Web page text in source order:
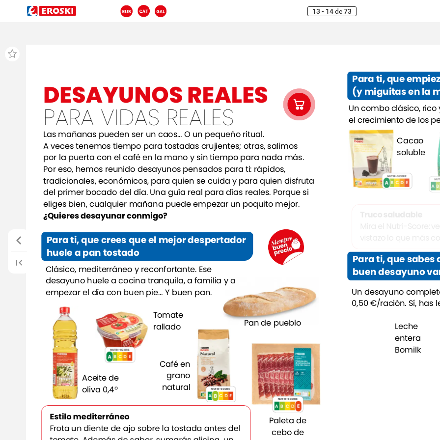
13 - 14 de 73
Las mañanas pueden ser un caos… O un pequeño ritual.
Avecestenemos tiempo para tostadas crujientes; otras, salimos
por la puerta con el caféen la mano y sintiempo para nada más.
Por eso, hemos reunido desayunos pensados para ti: rápidos,
tradicionales, económicos, para quien se cuida y para quien disfruta
del primer bocado del día. Una guía real para días reales. Porque si
eliges bien,cualquier mañana puedeempezar un poquito mejor.
¿Quieresdesayunarconmigo?
DESAYUNOSREALES
PARA VIDAS REALES
Clásico, mediterráneo y reconfortante. Ese
desayuno huelea cocina tranquila, a familia y a
empezarel día con buen pie… Y buen pan.
Parati,quecreesqueel mejordespertador
hueleapantostado
Pande pueblo
Aceitede
oliva 0,4º
Paleta de
cebode
Tomate
rallado
Caféen
grano
natural
Estilomediterráneo
Frota un diente de ajo sobre la tostada antes del
A B D E
C
NUTRI-SCORE
B
A B D E
C
NUTRI-SCORE
E
A B D E
C
NUTRI-SCORE
A
Uncomboclásico, rico
el crecimientode los
Cacao
soluble
Un desayuno
0,50 €/ración. Sí, has
Parati,quesabes
buendesayuno
Leche
entera
Bomilk
Parati,que
(y miguitasen la
A B D E
C
NUTRI-SCORE
A A B